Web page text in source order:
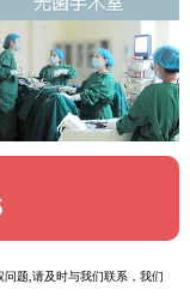
题,请及时与我们联系，我们